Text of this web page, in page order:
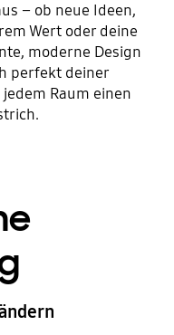
– ob neue Ideen,
Wert oder deine
moderne Design
perfekt deiner
Raum einen